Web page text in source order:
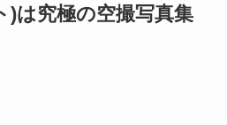
)は究極の空撮写真集